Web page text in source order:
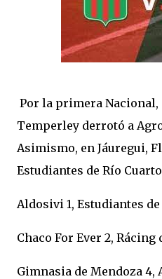
Por la primera Nacional,
Temperley derrotó a
Asimismo, en Jáuregui,
Estudiantes de Río
Aldosivi 1, Estudiantes de
Chaco For Ever 2, Rácing
Gimnasia de Mendoza 4,